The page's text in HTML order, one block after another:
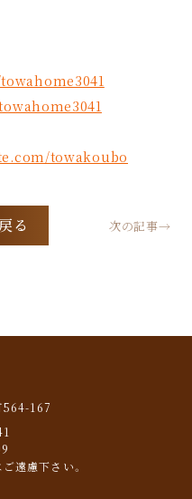
towakoubo
る 次の記事→
564-167
遠慮下さい。